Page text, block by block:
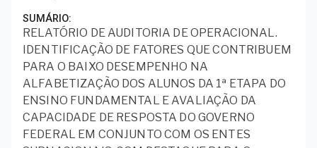
SUMÁRIO
RELATÓRIO DE AUDITORIA DE OPERACIONAL.
IDENTIFICAÇÃO DE FATORES QUE CONTRIBUEM
PARA O BAIXO DESEMPENHO NA
ALFABETIZAÇÃO DOS ALUNOS DA 1ª ETAPA DO
ENSINO FUNDAMENTAL E AVALIAÇÃO DA
CAPACIDADE DE RESPOSTA DO GOVERNO
FEDERAL EM CONJUNTO COM OS ENTES